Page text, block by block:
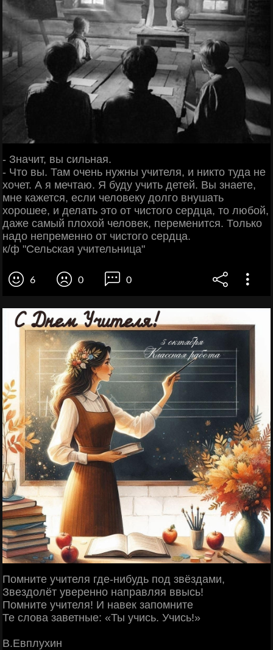
- Значит, вы сильная.
- Что вы. Там очень нужны учителя, и никто туда не
хочет. А я мечтаю. Я буду учить детей. Вы знаете,
мне кажется, если человеку долго внушать
хорошее, и делать это от чистого сердца, то любой,
даже самый плохой человек, переменится. Только
надо непременно от чистого сердца.
к/ф "Сельская учительница"
6 0 0
Помните учителя где-нибудь под звёздами,
Звездолёт уверенно направляя ввысь!
Помните учителя! И навек запомните
Те слова заветные: «Ты учись. Учись!»
В.Евплухин